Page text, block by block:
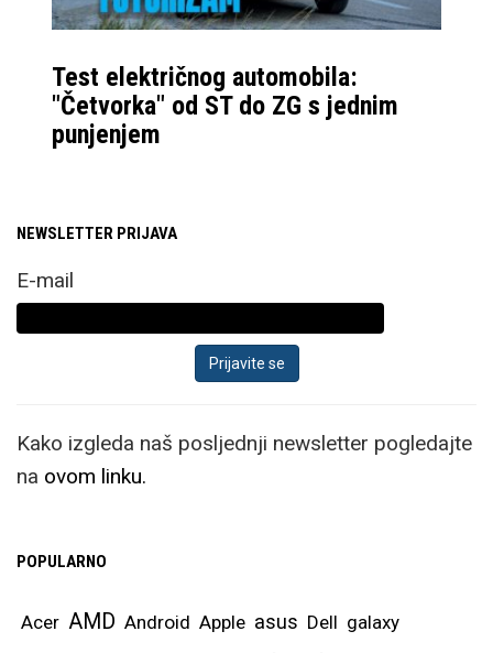
Test električnog automobila:
"Četvorka" od ST do ZG s jednim
punjenjem
NEWSLETTER PRIJAVA
E-mail
Kako izgleda naš posljednji newsletter pogledajte
na ovom linku.
POPULARNO
Acer AMD Android Apple asus Dell galaxy